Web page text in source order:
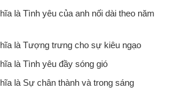
là Tình yêu của anh nối dài theo năm
là Tượng trưng cho sự kiêu ngạo
là Tình yêu đầy sóng gió
là Sự chân thành và trong sáng